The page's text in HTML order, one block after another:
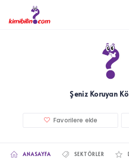
Şeniz Koruyan
Favorilere ekle
ANASAYFA SEKTÖRLER